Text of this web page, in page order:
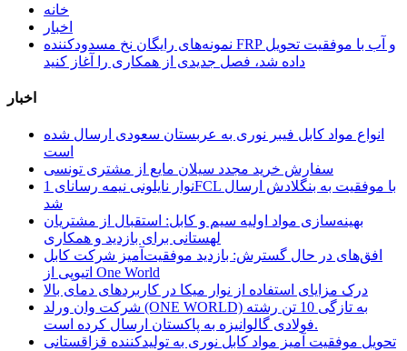
خانه
اخبار
نمونه‌های رایگان نخ مسدودکننده FRP و آب با موفقیت تحویل
داده شد، فصل جدیدی از همکاری را آغاز کنید
اخبار
انواع مواد کابل فیبر نوری به عربستان سعودی ارسال شده
است
سفارش خرید مجدد سیلان مایع از مشتری تونسی
نوار نایلونی نیمه رسانای 1FCL با موفقیت به بنگلادش ارسال
شد
بهینه‌سازی مواد اولیه سیم و کابل: استقبال از مشتریان
لهستانی برای بازدید و همکاری
افق‌های در حال گسترش: بازدید موفقیت‌آمیز شرکت کابل
اتیوپی از One World
درک مزایای استفاده از نوار میکا در کاربردهای دمای بالا
شرکت وان ورلد (ONE WORLD) به تازگی 10 تن رشته
فولادی گالوانیزه به پاکستان ارسال کرده است.
تحویل موفقیت آمیز مواد کابل نوری به تولیدکننده قزاقستانی